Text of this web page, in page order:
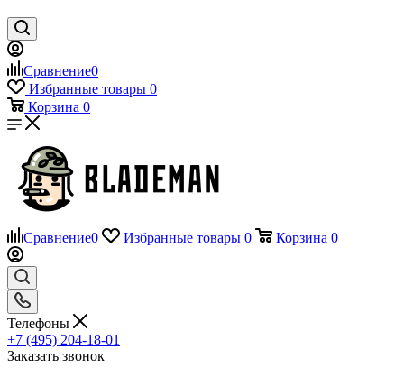
Сравнение0
Избранные товары 0
Корзина 0
Сравнение0 Избранные товары 0 Корзина 0
Телефоны
+7 (495) 204-18-01
Заказать звонок